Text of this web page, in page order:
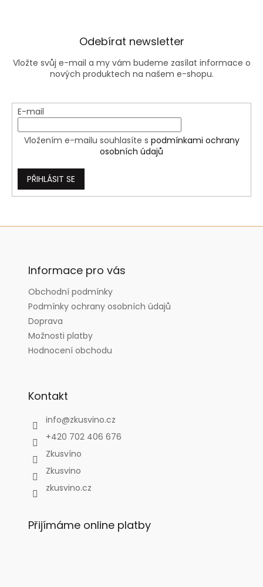
Odebírat newsletter
Vložte svůj e-mail a my vám budeme zasílat informace o
nových produktech na našem e-shopu.
E-mail
Vložením e-mailu souhlasíte s podmínkami ochrany
osobních údajů
PŘIHLÁSIT SE
Z
Informace pro vás
Obchodní podmínky
Podmínky ochrany osobních údajů
Doprava
Možnosti platby
Hodnocení obchodu
Kontakt
info@zkusvino.cz
+420 702 406 676
Zkusvíno
Zkusvino
zkusvino.cz
Přijímáme online platby